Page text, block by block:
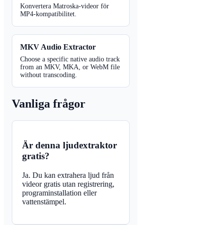
Konvertera Matroska-videor för
MP4-kompatibilitet.
MKV Audio Extractor
Choose a specific native audio track
from an MKV, MKA, or WebM file
without transcoding.
Vanliga frågor
Är denna ljudextraktor
gratis?
Ja. Du kan extrahera ljud från
videor gratis utan registrering,
programinstallation eller
vattenstämpel.